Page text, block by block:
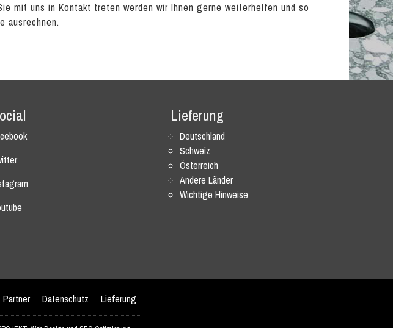
mit uns in Kontakt treten werden wir Ihnen gerne weiterhelfen und so
ausrechnen.
Lieferung
Deutschland
Schweiz
Österreich
Andere Länder
Wichtige Hinweise
Partner Datenschutz Lieferung